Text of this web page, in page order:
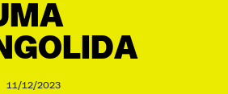
11/12/2023